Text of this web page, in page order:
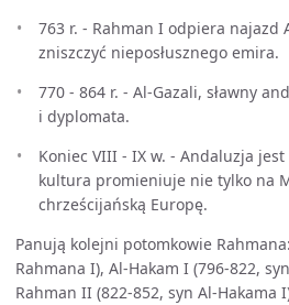
763 r. - Rahman I odpiera
zniszczyć nieposłusznego emira.
770 - 864 r. - Al-Gazali, sławny
i dyplomata.
Koniec VIII - IX w. - Andaluzja
kultura promieniuje nie tylko na
chrześcijańską Europę.
Panują kolejni potomkowie
Rahmana I), Al-Hakam I (796-822,
Rahman II (822-852, syn Al-Hakama